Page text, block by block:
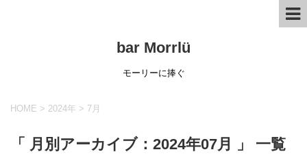
bar Morrlü
モーリーに捧ぐ
HOME > 2024年 > 7月
「 月別アーカイブ：2024年07月 」 一覧